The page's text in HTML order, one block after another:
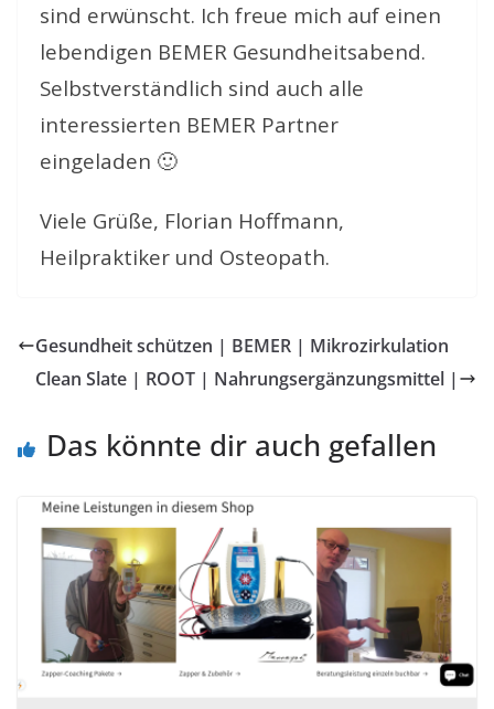
sind erwünscht. Ich freue mich auf einen
lebendigen BEMER Gesundheitsabend.
Selbstverständlich sind auch alle
interessierten BEMER Partner
eingeladen 🙂
Viele Grüße, Florian Hoffmann,
Heilpraktiker und Osteopath.
Gesundheit schützen | BEMER | Mikrozirkulation
Clean Slate | ROOT | Nahrungsergänzungsmittel |
Das könnte dir auch gefallen